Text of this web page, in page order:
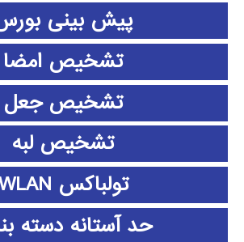
پیش بینی
تشخیص امضا
تشخیص جعل
تشخیص لبه
تولباکس WLAN
حد آستانه دسته